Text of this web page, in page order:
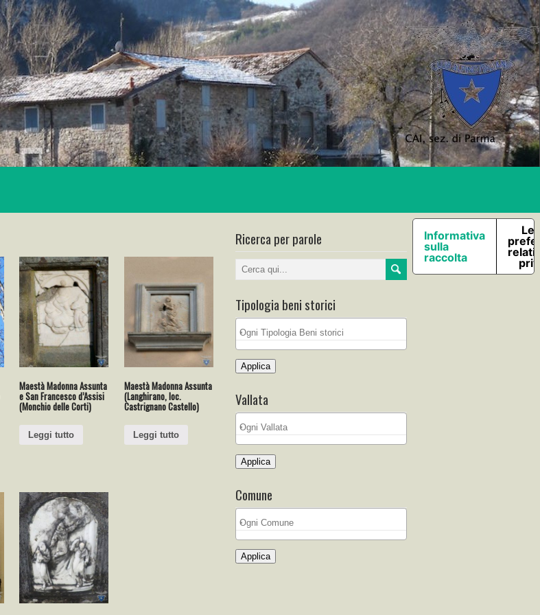
Maestà Madonna Assunta
e San Francesco d’Assisi
(Monchio delle Corti)
Leggi tutto
Maestà Madonna Assunta
(Langhirano, loc.
Castrignano Castello)
Leggi tutto
Ricerca per parole
Tipologia beni storici
Applica
Vallata
Applica
Comune
Applica
Informativa
sulla
raccolta
Le